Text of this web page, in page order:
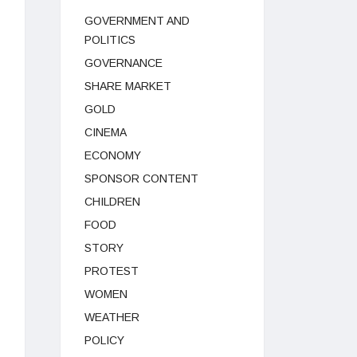
GOVERNMENT AND
POLITICS
GOVERNANCE
SHARE MARKET
GOLD
CINEMA
ECONOMY
SPONSOR CONTENT
CHILDREN
FOOD
STORY
PROTEST
WOMEN
WEATHER
POLICY